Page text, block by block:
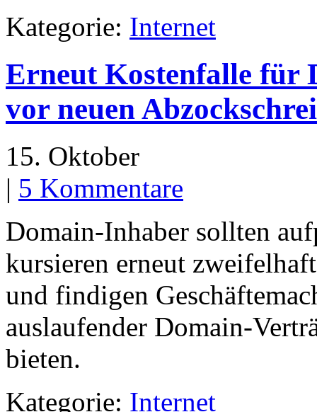
Kategorie: Internet
Erneut Kostenfalle für
vor neuen
15. Oktober
| 5 Kommentare
Domain-Inhaber sollten
kursieren erneut
und findigen
auslaufender Domain-
bieten.
Kategorie: Internet